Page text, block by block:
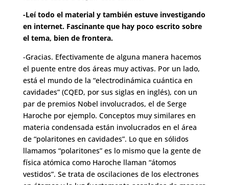
-Leí todo el material y también estuve investigando
en internet. Fascinante que hay poco escrito sobre
el tema, bien de frontera.
-Gracias. Efectivamente de alguna manera hacemos
el puente entre dos áreas muy activas. Por un lado,
está el mundo de la “electrodinámica cuántica en
cavidades” (CQED, por sus siglas en inglés), con un
par de premios Nobel involucrados, el de Serge
Haroche por ejemplo. Conceptos muy similares en
materia condensada están involucrados en el área
de “polaritones en cavidades”. Lo que en sólidos
llamamos “polaritones” es lo mismo que la gente de
física atómica como Haroche llaman “átomos
vestidos”. Se trata de oscilaciones de los electrones